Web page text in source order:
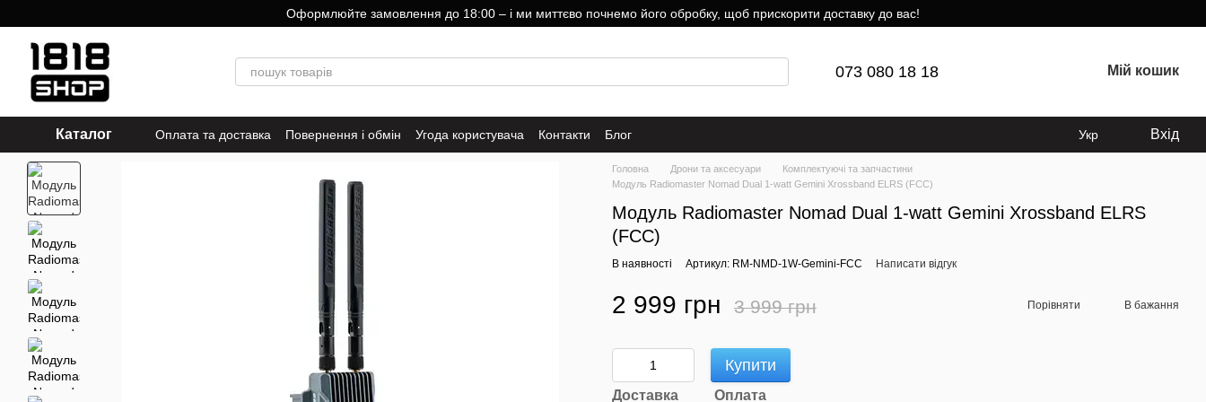
Оформлюйте замовлення до 18:00 – і ми миттєво почнемо його обробку, щоб прискорити доставку до вас!
073 080 18 18 Мій кошик
Каталог Оплата та доставка Повернення і обмін Угода користувача Контакти Блог Укр Вхід
Головна Дрони та аксесуари
Комплектуючі та запчастини
Модуль Radiomaster Nomad Dual 1-watt Gemini Xrossband ELRS (FCC)
Модуль Radiomaster Nomad Dual 1-watt Gemini Xrossband ELRS
(FCC)
В наявності Артикул: RM-NMD-1W-Gemini-FCC Написати відгук
2 999 грн 3 999 грн Порівняти В бажання
Купити
Доставка Оплата